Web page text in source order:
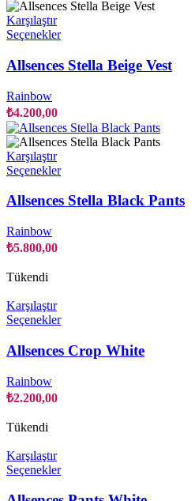
seçilebilir
Karşılaştır
SeçeneklerBu
birden
fazla
ürün
sayfasından
Allsences Stella Beige Vest
Rainbow
₺4.200,00
Karşılaştır
SeçeneklerBu
birden
Allsences Stella Black Pants
Rainbow
₺5.800,00
Tükendi
Karşılaştır
SeçeneklerBu
birden
fazla
Allsences Crop White
Rainbow
₺2.200,00
Tükendi
Karşılaştır
SeçeneklerBu
birden